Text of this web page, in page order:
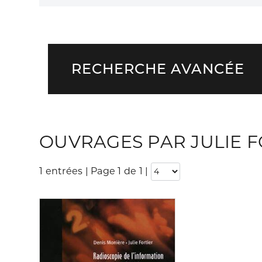
RECHERCHE AVANCÉE
OUVRAGES PAR JULIE
1 entrées | Page 1 de 1 |